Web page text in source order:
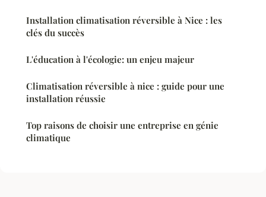
Installation climatisation réversible à Nice : les
clés du succès
L'éducation à l'écologie: un enjeu majeur
Climatisation réversible à nice : guide pour une
installation réussie
Top raisons de choisir une entreprise en génie
climatique